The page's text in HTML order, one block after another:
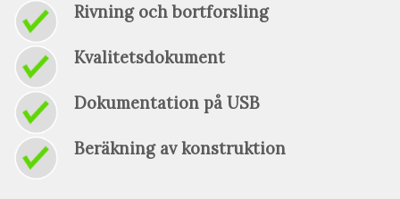
Rivning och bortforsling
Kvalitetsdokument
Dokumentation på USB
Beräkning av konstruktion